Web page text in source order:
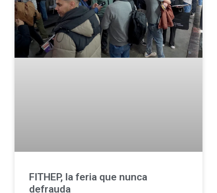
FITHEP, la feria que nunca
defrauda